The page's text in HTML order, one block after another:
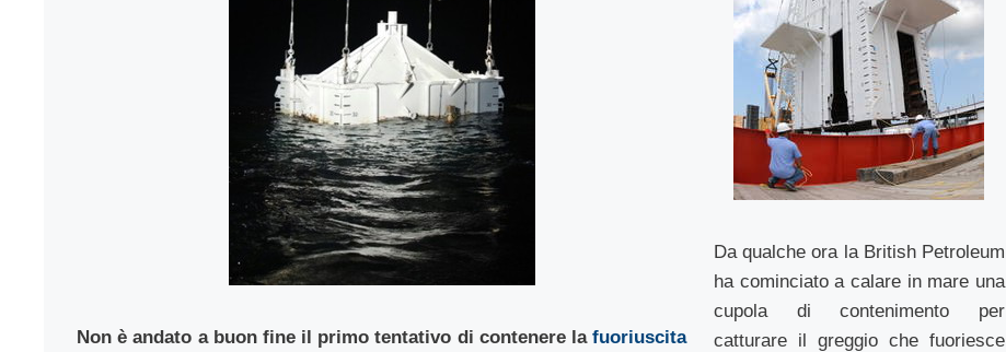
Non è andato a buon fine il primo tentativo di contenere la fuoriuscita
Da qualche ora la British Petroleum
ha cominciato a calare in mare una
cupola di contenimento per
catturare il greggio che fuoriesce